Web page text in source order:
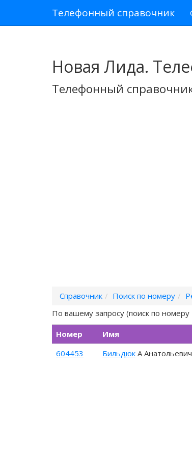
Телефонный справочник
Новая Лида.
Телефонный
Справочник Поиск по номеру
По вашему запросу (поиск по номеру
Номер Имя
604453
Бильдюк А Анатольевич